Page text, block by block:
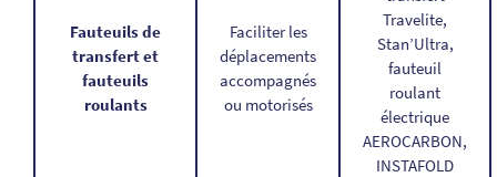
Fauteuils de
transfert et
fauteuils
roulants
Faciliter les
déplacements
accompagnés
ou motorisés
Travelite,
Stan’Ultra,
fauteuil
roulant
électrique
AEROCARBON,
INSTAFOLD